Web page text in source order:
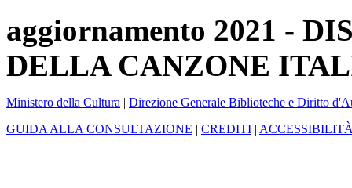
aggiornamento 2021 -
DELLA CANZONE
Ministero della Cultura | Direzione Generale Biblioteche e Diritto
GUIDA ALLA CONSULTAZIONE | CREDITI |